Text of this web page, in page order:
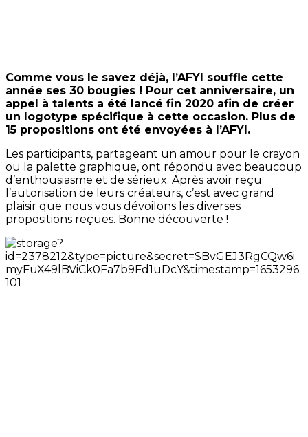
Comme vous le savez déjà, l’AFYI souffle cette
année ses 30 bougies ! Pour cet anniversaire, un
appel à talents a été lancé fin 2020 afin de créer
un logotype spécifique à cette occasion. Plus de
15 propositions ont été envoyées à l’AFYI.
Les participants, partageant un amour pour le crayon
ou la palette graphique, ont répondu avec beaucoup
d’enthousiasme et de sérieux. Après avoir reçu
l’autorisation de leurs créateurs, c’est avec grand
plaisir que nous vous dévoilons les diverses
propositions reçues. Bonne découverte !